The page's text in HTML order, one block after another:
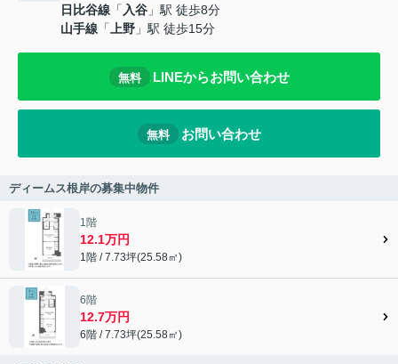
日比谷線 「入谷 」駅 徒歩8分
山手線 「上野 」駅 徒歩15分
無料 LINEからお問い合わせ
無料 お問い合わせ
ディームス根岸の募集中物件
1階
12.1万円
1階 / 7.73坪(25.58㎡)
6階
12.7万円
6階 / 7.73坪(25.58㎡)